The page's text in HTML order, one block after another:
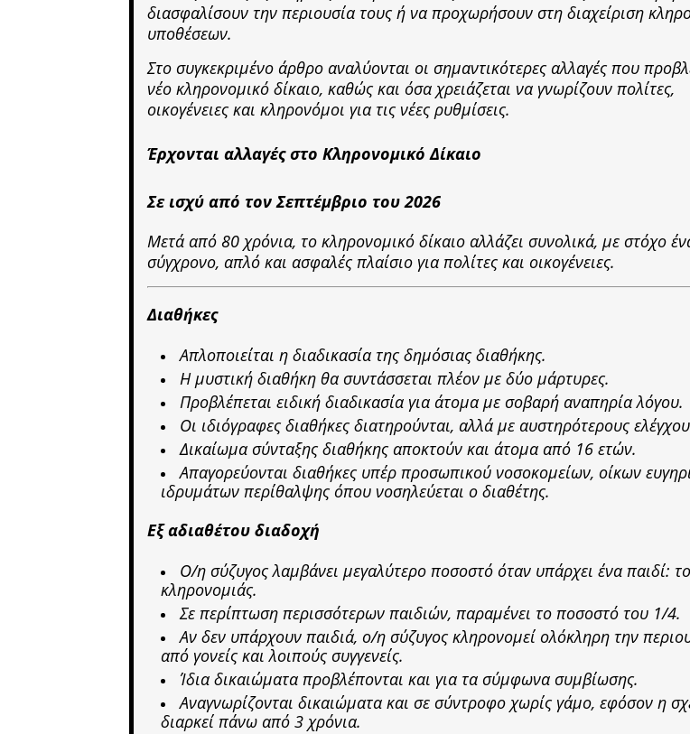
διασφαλίσουν την περιουσία τους ή να προχωρήσουν στη διαχείριση
υποθέσεων.
Στο συγκεκριμένο άρθρο αναλύονται οι σημαντικότερες αλλαγές που
νέο κληρονομικό δίκαιο, καθώς και όσα χρειάζεται να γνωρίζουν πολίτες,
οικογένειες και κληρονόμοι για τις νέες ρυθμίσεις.
Έρχονται αλλαγές στο Κληρονομικό Δίκαιο
Σε ισχύ από τον Σεπτέμβριο του 2026
Μετά από 80 χρόνια, το κληρονομικό δίκαιο αλλάζει συνολικά, με στόχο
σύγχρονο, απλό και ασφαλές πλαίσιο για πολίτες και οικογένειες.
Διαθήκες
Απλοποιείται η διαδικασία της δημόσιας διαθήκης.
Η μυστική διαθήκη θα συντάσσεται πλέον με δύο μάρτυρες.
Προβλέπεται ειδική διαδικασία για άτομα με σοβαρή αναπηρία λόγου.
Οι ιδιόγραφες διαθήκες διατηρούνται, αλλά με αυστηρότερους
Δικαίωμα σύνταξης διαθήκης αποκτούν και άτομα από 16 ετών.
Απαγορεύονται διαθήκες υπέρ προσωπικού νοσοκομείων, οίκων
ιδρυμάτων περίθαλψης όπου νοσηλεύεται ο διαθέτης.
Εξ αδιαθέτου διαδοχή
Ο/η σύζυγος λαμβάνει μεγαλύτερο ποσοστό όταν υπάρχει ένα παιδί:
κληρονομιάς.
Σε περίπτωση περισσότερων παιδιών, παραμένει το ποσοστό του 1/4.
Αν δεν υπάρχουν παιδιά, ο/η σύζυγος κληρονομεί ολόκληρη την
από γονείς και λοιπούς συγγενείς.
Ίδια δικαιώματα προβλέπονται και για τα σύμφωνα συμβίωσης.
Αναγνωρίζονται δικαιώματα και σε σύντροφο χωρίς γάμο, εφόσον η
διαρκεί πάνω από 3 χρόνια.